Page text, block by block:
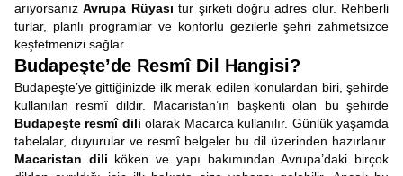
arıyorsanızAvrupa Rüyası tur şirketi doğru adres olur. Rehberli
turlar, planlı programlar ve konforlu gezilerle şehri zahmetsizce
keşfetmenizi sağlar.
Budapeşte’de Resmî Dil Hangisi?
Budapeşte’ye gittiğinizde ilk merak edilen konulardan biri, şehirde
kullanılan resmî dildir. Macaristan’ın başkenti olan bu şehirde
Budapeşte resmî dili olarak Macarca kullanılır. Günlük yaşamda
tabelalar, duyurular ve resmî belgeler bu dil üzerinden hazırlanır.
Macaristan dili köken ve yapı bakımından Avrupa’daki birçok